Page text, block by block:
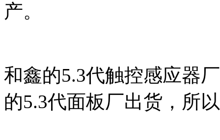
产。
和鑫的5.3代触控感应器
的5.3代面板厂出货，所